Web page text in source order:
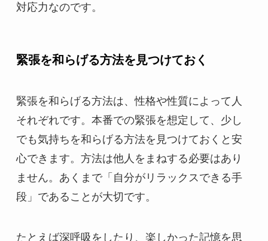
対応力なのです。
緊張を和らげる方法を見つけておく
緊張を和らげる方法は、性格や性質によって人
それぞれです。本番での緊張を想定して、少し
でも気持ちを和らげる方法を見つけておくと安
心できます。方法は他人をまねする必要はあり
ません。あくまで「自分がリラックスできる手
段」であることが大切です。
たとえば深呼吸をしたり、楽しかった記憶を思